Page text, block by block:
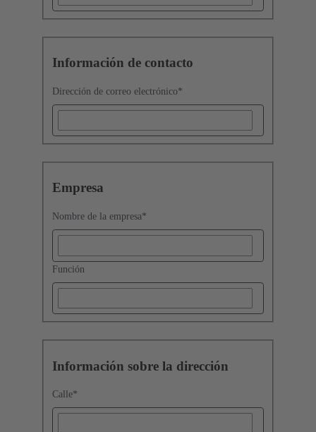
Información de contacto
Dirección de correo electrónico*
Empresa
Nombre de la empresa*
Función
Información sobre la dirección
Calle*